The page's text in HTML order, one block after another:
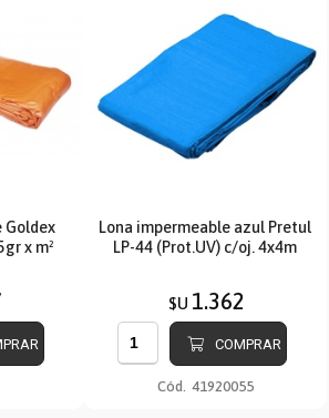
Goldex
x m²
Lona impermeable azul Pretul
LP-44 (Prot.UV) c/oj. 4x4m
$U 1.362
COMPRAR
Cód. 41920055